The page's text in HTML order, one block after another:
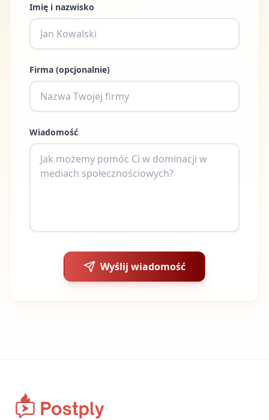
Imię i nazwisko
Firma (opcjonalnie)
Wiadomość
Wyślij wiadomość